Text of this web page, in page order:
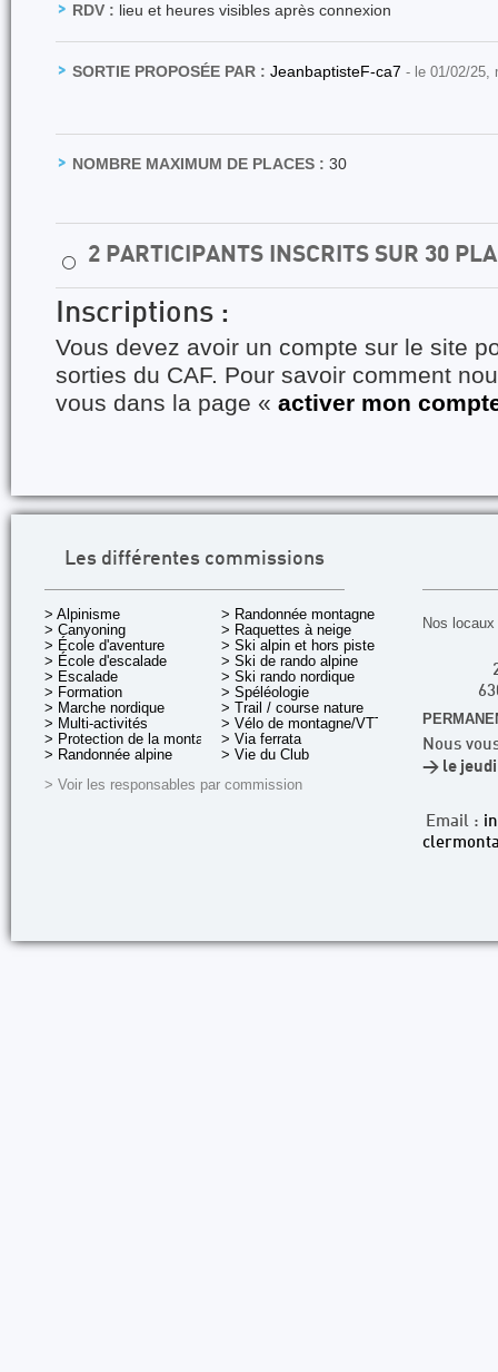
RDV : lieu et heures visibles après connexion
SORTIE PROPOSÉE PAR : JeanbaptisteF-ca7 - le 01/02/25,
NOMBRE MAXIMUM DE PLACES : 30
⚪ 2 PARTICIPANTS INSCRITS SUR 30
Inscriptions :
Vous devez avoir un compte sur le site
sorties du CAF. Pour savoir comment
vous dans la page « activer mon
Les différentes commissions
> Alpinisme
> Canyoning
> École d'aventure
> École d'escalade
> Escalade
> Formation
> Marche nordique
> Multi-activités
> Protection de la montagne
> Randonnée alpine
> Randonnée montagne
> Raquettes à neige
> Ski alpin et hors piste
> Ski de rando alpine
> Ski rando nordique
> Spéléologie
> Trail / course nature
> Vélo de montagne/VTT
> Via ferrata
> Vie du Club
> Voir les responsables par commission
Nos
Nous
> le jeudi
Email :